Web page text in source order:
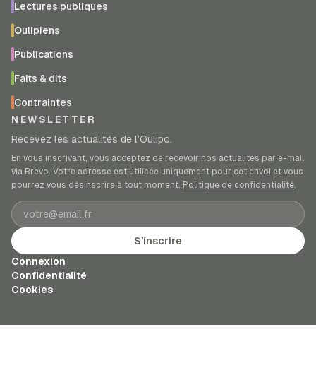
Lectures publiques
Oulipiens
Publications
Faits & dits
Contraintes
NEWSLETTER
Recevez les actualités de l’Oulipo.
En vous inscrivant, vous acceptez de recevoir nos actualités par e-mail
via Brevo. Votre adresse est utilisée uniquement pour cet envoi et vous
pourrez vous désinscrire à tout moment. Politique de confidentialité.
Adresse e-mail
S’inscrire
Connexion
Confidentialité
Cookies